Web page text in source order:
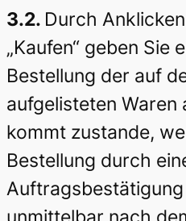
3.2. Durch
„Kaufen“ geben Sie
Bestellung der auf
aufgelisteten
kommt zustande,
Bestellung durch